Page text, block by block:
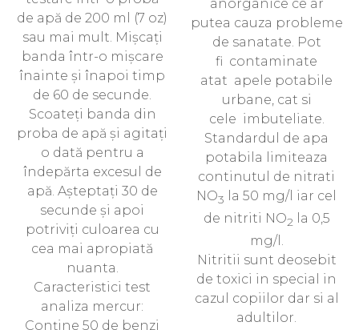
de apă de 200 ml (7 oz)
sau mai mult. Mișcați
banda într-o mișcare
înainte și înapoi timp
de 60 de secunde.
Scoateți banda din
proba de apă și agitați
o dată pentru a
îndepărta excesul de
apă. Așteptați 30 de
secunde și apoi
potriviți culoarea cu
cea mai apropiată
nuanta.
Caracteristici test
analiza mercur:
Conține 50 de benzi
anorganice ce ar
putea cauza probleme
de sanatate. Pot
fi contaminate
atat apele potabile
urbane, cat si
cele imbuteliate.
Standardul de apa
potabila limiteaza
continutul de nitrati
NO3
la 50 mg/l iar cel
de nitriti NO2 la 0,5
mg/l.
Nitritii sunt deosebit
de toxici in special in
cazul copiilor dar si al
adultilor.